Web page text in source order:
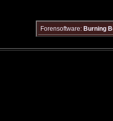
Forensoftware: Burning